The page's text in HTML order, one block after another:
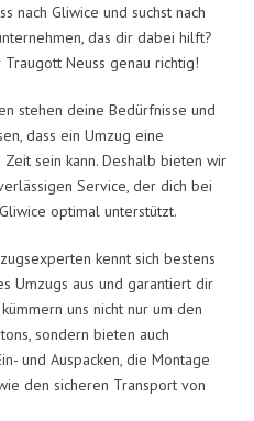
nach Gliwice und suchst nach
das dir dabei hilft?
Neuss genau richtig!
stehen deine Bedürfnisse und
dass ein Umzug eine
sein kann. Deshalb bieten wir
Service, der dich bei
optimal unterstützt.
kennt sich bestens
Umzugs aus und garantiert dir
uns nicht nur um den
sondern bieten auch
und Auspacken, die Montage
den sicheren Transport von